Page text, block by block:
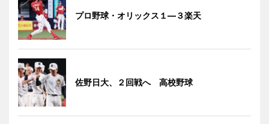
プロ野球・オリックス１―３楽天
佐野日大、２回戦へ 高校野球